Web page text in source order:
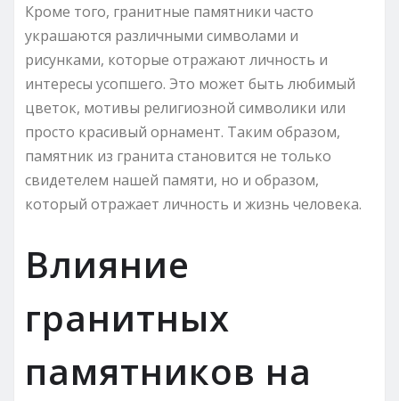
Кроме того, гранитные памятники часто
украшаются различными символами и
рисунками, которые отражают личность и
интересы усопшего. Это может быть любимый
цветок, мотивы религиозной символики или
просто красивый орнамент. Таким образом,
памятник из гранита становится не только
свидетелем нашей памяти, но и образом,
который отражает личность и жизнь человека.
Влияние
гранитных
памятников на